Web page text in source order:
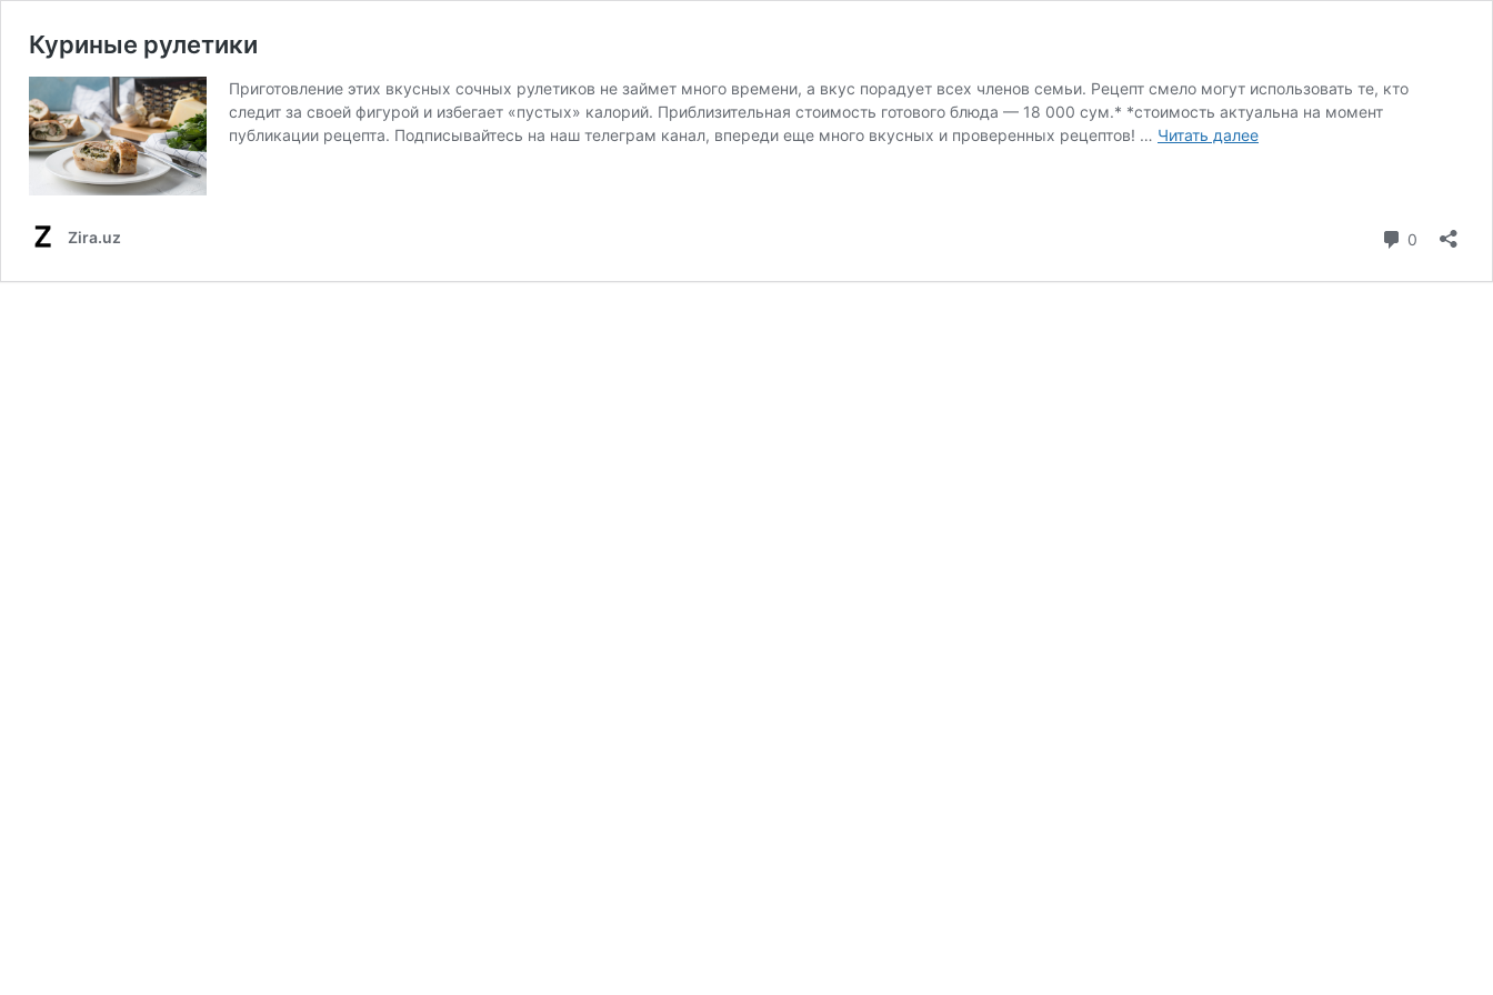
Куриные рулетики
Приготовление этих вкусных сочных рулетиков не займет много времени, а вкус порадует всех членов семьи. Рецепт смело могут использовать те, кто
следит за своей фигурой и избегает «пустых» калорий. Приблизительная стоимость готового блюда — 18 000 сум.* *стоимость актуальна на момент
публикации рецепта. Подписывайтесь на наш телеграм канал, впереди еще много вкусных и проверенных рецептов! … Читать далее
Zira.uz 0